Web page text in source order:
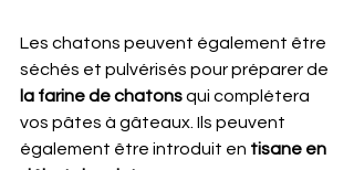
Les chatons peuvent également être
séchés et pulvérisés pour préparer de
la farine de chatons qui complétera
vos pâtes à gâteaux. Ils peuvent
également être introduit en tisane en